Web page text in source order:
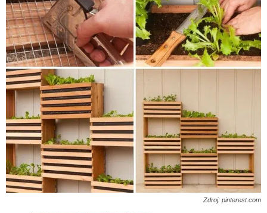
Zdroj: pinterest.com